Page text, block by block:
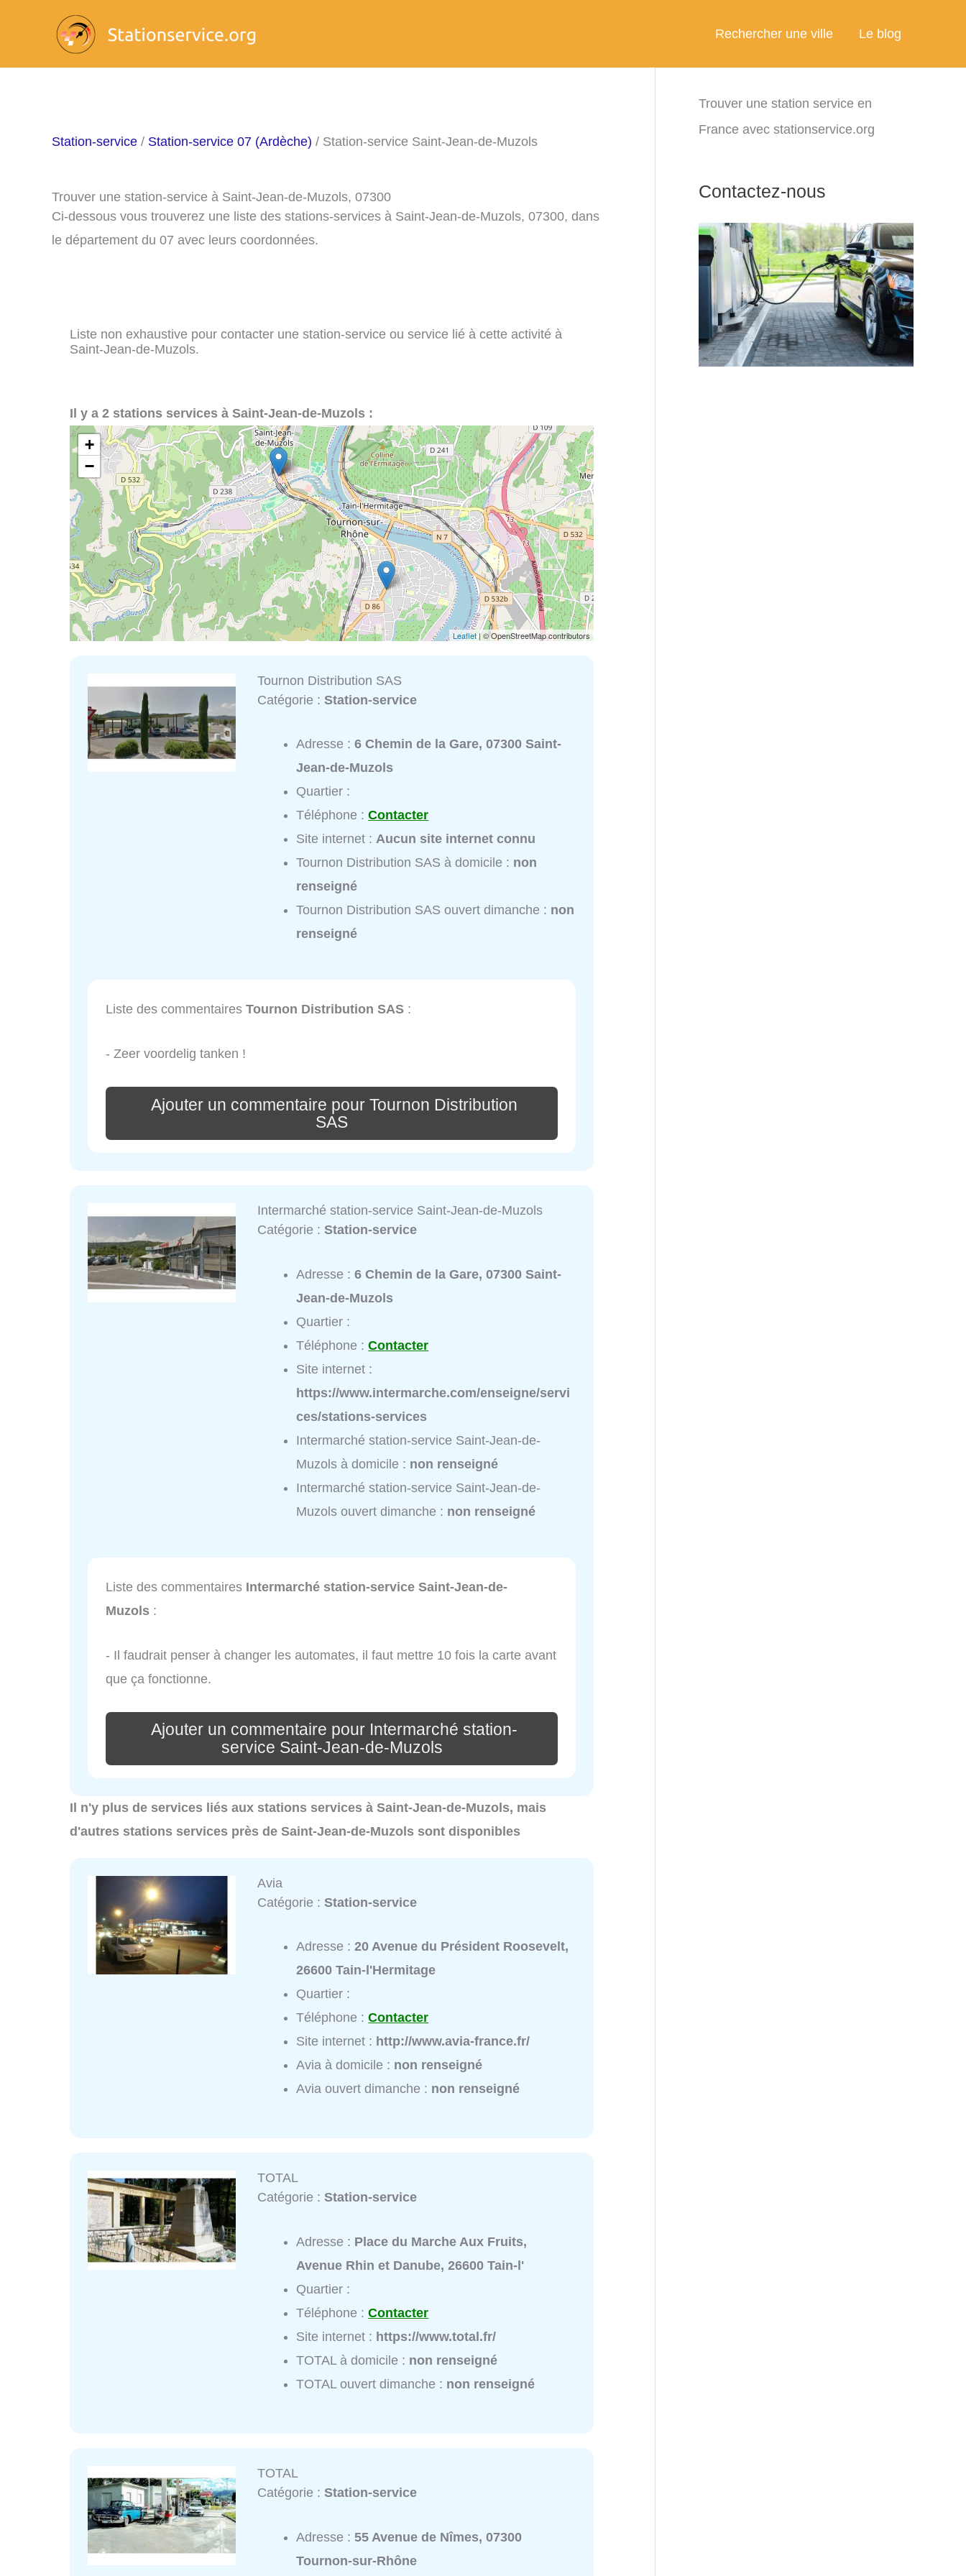
Rechercher une ville Le blog
Station-service / Station-service 07 (Ardèche) / Station-service Saint-Jean-de-Muzols
Trouver une station-service à Saint-Jean-de-Muzols, 07300
Ci-dessous vous trouverez une liste des stations-services à Saint-Jean-de-Muzols, 07300, dans
le département du 07 avec leurs coordonnées.
Liste non exhaustive pour contacter une station-service ou service lié à cette activité à
Saint-Jean-de-Muzols.
Il y a 2 stations services à Saint-Jean-de-Muzols :
+
−
Leaflet| © OpenStreetMap contributors
Tournon Distribution SAS
Catégorie :Station-service
Adresse :6 Chemin de la Gare, 07300 Saint-
Jean-de-Muzols
Quartier :
Téléphone :Contacter
Site internet :Aucun site internet connu
Tournon Distribution SAS à domicile : non
renseigné
Tournon Distribution SAS ouvert dimanche : non
renseigné
Liste des commentaires Tournon Distribution SAS :
- Zeer voordelig tanken !
Ajouter un commentaire pour Tournon Distribution
SAS
Intermarché station-service Saint-Jean-de-Muzols
Catégorie :Station-service
Adresse :6 Chemin de la Gare, 07300 Saint-
Jean-de-Muzols
Quartier :
Téléphone :Contacter
Site internet :
https://www.intermarche.com/enseigne/servi
ces/stations-services
Intermarché station-service Saint-Jean-de-
Muzols à domicile : non renseigné
Intermarché station-service Saint-Jean-de-
Muzols ouvert dimanche : non renseigné
Liste des commentaires Intermarché station-service Saint-Jean-de-
Muzols :
- Il faudrait penser à changer les automates, il faut mettre 10 fois la carte avant
que ça fonctionne.
Ajouter un commentaire pour Intermarché station-
service Saint-Jean-de-Muzols
Il n'y plus de services liés aux stations services à Saint-Jean-de-Muzols, mais
d'autres stations services près de Saint-Jean-de-Muzols sont disponibles
Avia
Catégorie :Station-service
Adresse :20 Avenue du Président Roosevelt,
26600 Tain-l'Hermitage
Quartier :
Téléphone :Contacter
Site internet : http://www.avia-france.fr/
Avia à domicile : non renseigné
Avia ouvert dimanche : non renseigné
TOTAL
Catégorie :Station-service
Adresse : Place du Marche Aux Fruits,
Avenue Rhin et Danube, 26600 Tain-l'
Quartier :
Téléphone :Contacter
Site internet : https://www.total.fr/
TOTAL à domicile : non renseigné
TOTAL ouvert dimanche : non renseigné
TOTAL
Catégorie :Station-service
Adresse :55 Avenue de Nîmes, 07300
Tournon-sur-Rhône
Trouver une station service en
France avec stationservice.org
Contactez-nous